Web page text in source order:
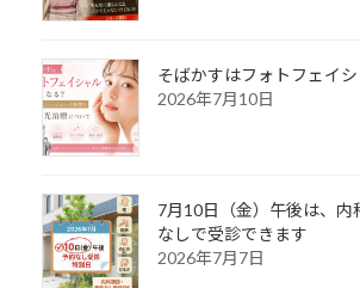
そばかすはフォトフェイ
2026年7月10日
7月10日（金）午後は、内
なしで受診できます
2026年7月7日